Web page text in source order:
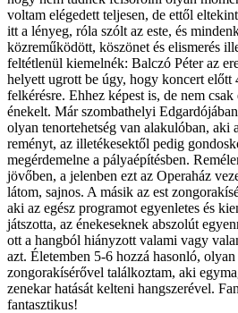
voltam elégedett teljesen, de ettől
itt a lényeg, róla szólt az este, és
közreműködött, köszönet és elismerés
feltétlenül kiemelnék: Balczó Péter az
helyett ugrott be úgy, hogy koncert előtt
felkérésre. Ehhez képest is, de nem
énekelt. Már szombathelyi
olyan tenortehetség van alakulóban, aki
reményt, az illetékesektől pedig
megérdemelne a pályaépítésben.
jövőben, a jelenben ezt az Operaház
látom, sajnos. A másik az est
aki az egész programot egyenletes és
játszotta, az énekeseknek abszolút
ott a hangból hiányzott valami vagy
azt. Életemben 5-6 hozzá hasonló,
zongorakísérővel találkoztam, aki
zenekar hatását kelteni hangszerével.
fantasztikus!